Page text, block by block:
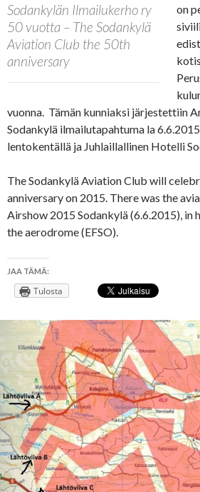
Sodankylän Ilmailukerho ry
50 vuotta – The Sodankylä
Aviation Club the 50th
anniversary
on
vuonna. Tämän kunniaksi järjestettiin
Sodankylä ilmailutapahtuma la
lentokentällä ja Juhlaillallinen Hotelli
The Sodankylä Aviation Club will
anniversary on 2015. There was the
Airshow 2015 Sodankylä (6.6.2015), in
the aerodrome (EFSO).
JAA TÄMÄ:
Tulosta